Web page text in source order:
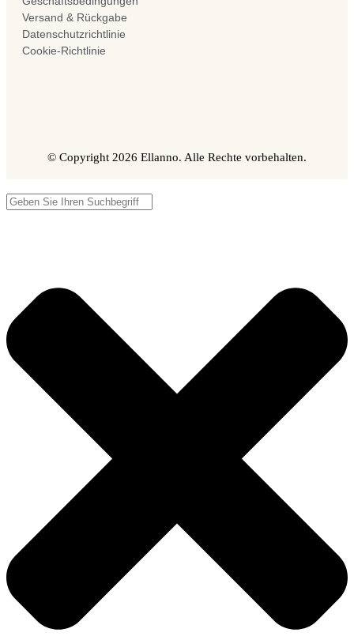
Versand & Rückgabe
Datenschutzrichtlinie
Cookie-Richtlinie
© Copyright 2026 Ellanno. Alle Rechte vorbehalten.